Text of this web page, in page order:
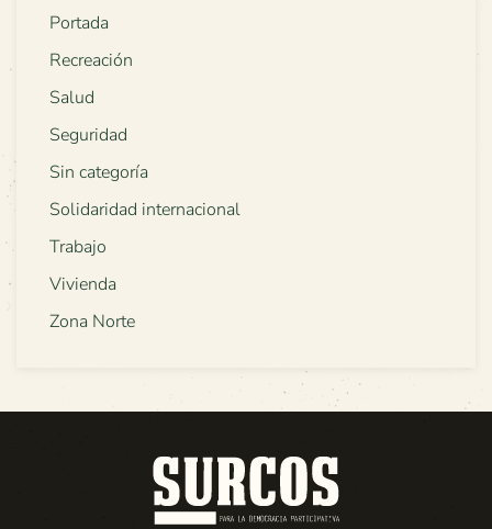
Portada
Recreación
Salud
Seguridad
Sin categoría
Solidaridad internacional
Trabajo
Vivienda
Zona Norte